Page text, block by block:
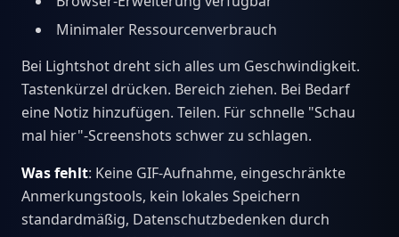
Minimaler Ressourcenverbrauch
Bei Lightshot dreht sich alles um Geschwindigkeit.
Tastenkürzel drücken. Bereich ziehen. Bei Bedarf
eine Notiz hinzufügen. Teilen. Für schnelle "Schau
mal hier"-Screenshots schwer zu schlagen.
Was fehlt: Keine GIF-Aufnahme, eingeschränkte
Anmerkungstools, kein lokales Speichern
standardmäßig, Datenschutzbedenken durch